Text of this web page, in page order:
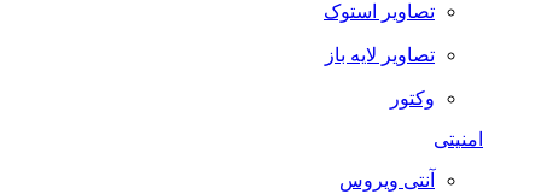
تصاویر استوک
تصاویر لایه باز
وکتور
امنیتی
آنتی ویروس